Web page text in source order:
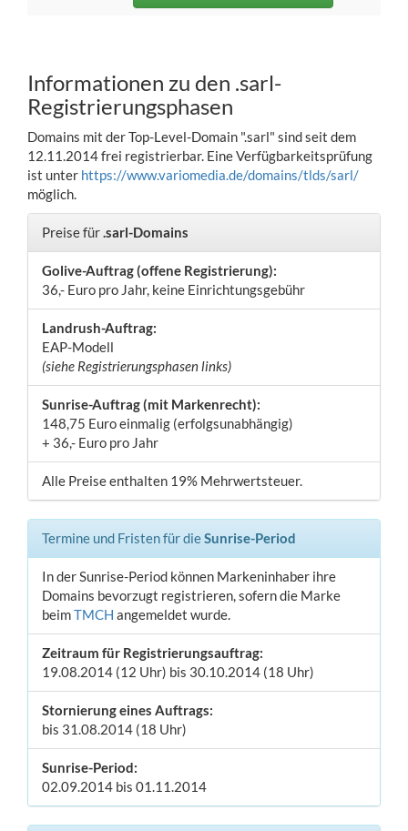
Informationen zu den .sarl-
Registrierungsphasen
Domains mit der Top-Level-Domain ".sarl" sind seit dem
12.11.2014 frei registrierbar. Eine Verfügbarkeitsprüfung
ist unter https://www.variomedia.de/domains/tlds/sarl/
möglich.
Preise für.sarl-Domains
Golive-Auftrag (offene Registrierung):
36,- Euro pro Jahr, keine Einrichtungsgebühr
Landrush-Auftrag:
EAP-Modell
(siehe Registrierungsphasen links)
Sunrise-Auftrag (mit Markenrecht):
148,75 Euro einmalig (erfolgsunabhängig)
+ 36,- Euro pro Jahr
Alle Preise enthalten 19% Mehrwertsteuer.
Termine und Fristen für dieSunrise-Period
In der Sunrise-Period können Markeninhaber ihre
Domains bevorzugt registrieren, sofern die Marke
beimTMCH angemeldet wurde.
Zeitraum für Registrierungsauftrag:
19.08.2014 (12 Uhr) bis 30.10.2014 (18 Uhr)
Stornierung eines Auftrags:
bis 31.08.2014 (18 Uhr)
Sunrise-Period:
02.09.2014 bis 01.11.2014